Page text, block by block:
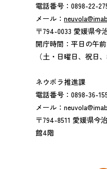
電話番号：0898-22-
メール：
〒794-0033 愛媛県今
開庁時間：平日の午
（土・日曜日、祝日
ネウボラ推進課
電話番号：0898-36-
メール：
〒794-8511 愛媛県今
館4階